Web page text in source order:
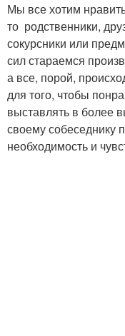
Мы все хотим
то родственники,
сокурсники или
сил стараемся
а все, порой,
для того, чтобы
выставлять в более
своему собеседнику
необходимость и